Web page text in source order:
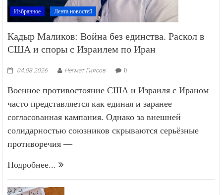
Избранное Лента новостей
Кадыр Маликов: Война без единства. Раскол в
США и споры с Израилем по Иран
04.08.2026 Негмат Гиясов 0
Военное противостояние США и Израиля с Ираном
часто представляется как единая и заранее
согласованная кампания. Однако за внешней
солидарностью союзников скрываются серьёзные
противоречия —
Подробнее...